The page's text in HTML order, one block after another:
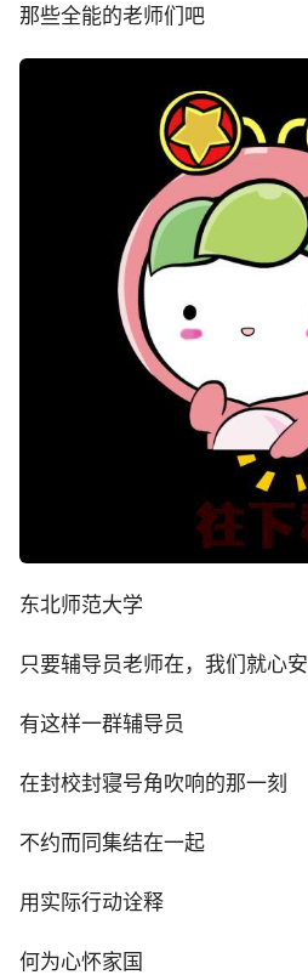
那些全能的老师们吧
东北师范大学
只要辅导员老师在，我们就心安
有这样一群辅导员
在封校封寝号角吹响的那一刻
不约而同集结在一起
用实际行动诠释
何为心怀家国